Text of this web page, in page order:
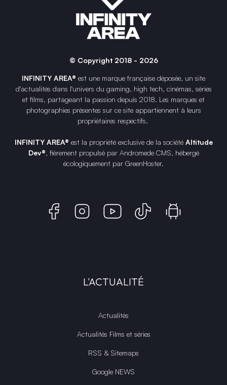
© Copyright 2018 - 2026
INFINITY AREA® est une marque française déposée, un site
d'actualités dans l'univers du gaming, high tech, cinémas, séries
et films, partageant la passion depuis 2018. Les marques et
photographies présentes sur ce site appartiennent à leurs
propriétaires respectifs.
INFINITY AREA® est la propriété exclusive de la société Altitude
Dev®, fièrement propulsé par Andromede CMS, hébergé
écologiquement par GreenHoster.
L'ACTUALITÉ
Actualités
Actualités Films et séries
RSS & Sitemaps
Google NEWS